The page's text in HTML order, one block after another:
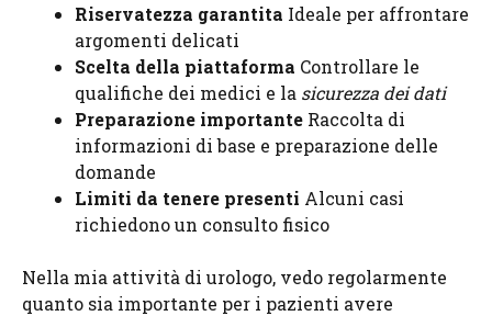
Riservatezza garantita Ideale per affrontare
argomenti delicati
Scelta della piattaforma Controllare le
qualifiche dei medici e la sicurezza dei dati
Preparazione importante Raccolta di
informazioni di base e preparazione delle
domande
Limiti da tenere presenti Alcuni casi
richiedono un consulto fisico
Nella mia attività di urologo, vedo regolarmente
quanto sia importante per i pazienti avere